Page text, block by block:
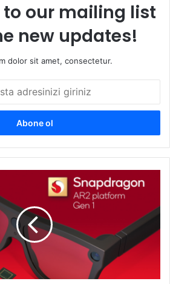
to our mailing list
new updates!
dolor sit amet, consectetur.